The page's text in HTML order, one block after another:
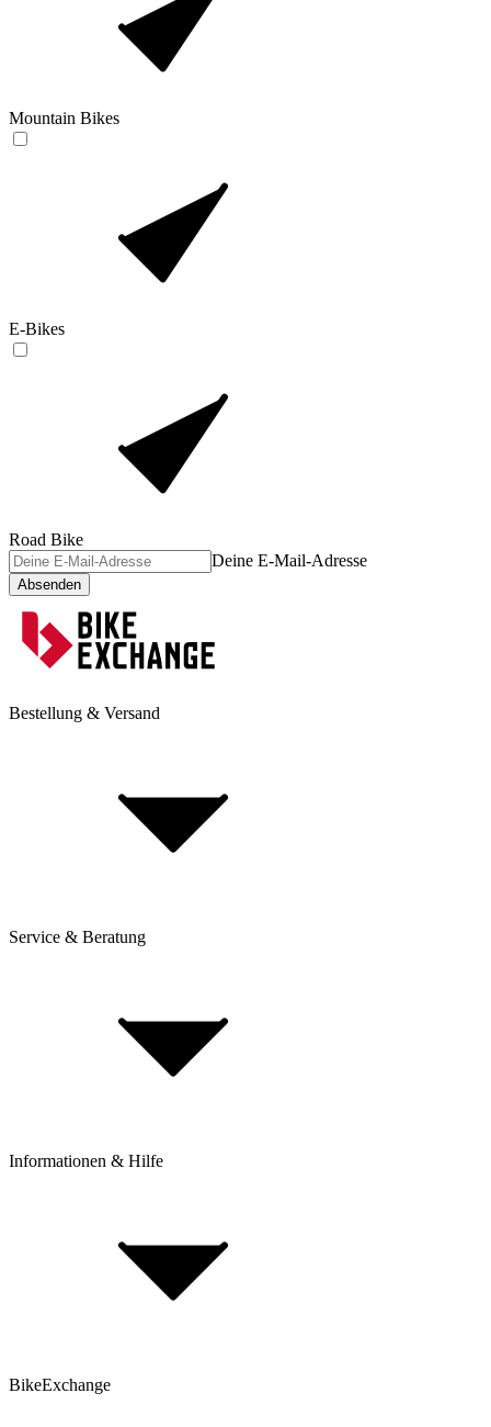
Mountain Bikes
E-Bikes
Road Bike
Deine E-Mail-Adresse
Absenden
Bestellung & Versand
Dienstrad-Leasing
Retouren & Reklamationen
Service & Beratung
Rahmenhöhe bestimmen
Top 80 E-Bike Marken
Informationen & Hilfe
AGB
BikeExchange